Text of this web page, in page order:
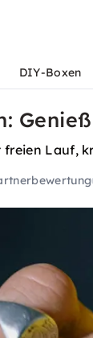
DIY-Boxen
Lauf,